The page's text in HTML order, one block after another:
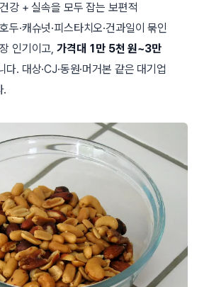
강 + 실속을 모두 잡는 보편적
두·캐슈넛·피스타치오·건과일이 묶인
인기이고, 가격대 1만 5천 원~3만
. 대상·CJ·동원·머거본 같은 대기업
.